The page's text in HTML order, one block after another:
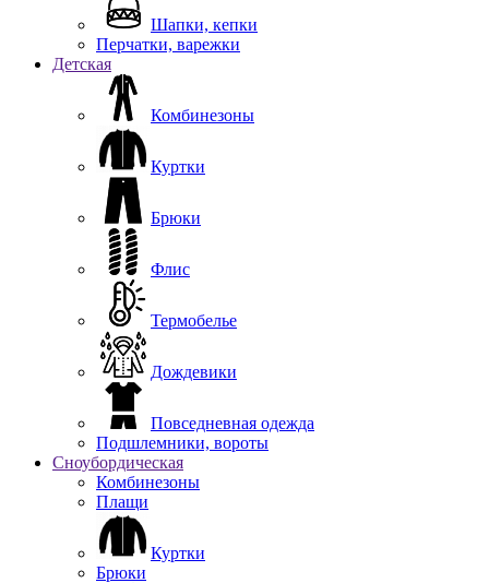
Шапки, кепки
Перчатки, варежки
Детская
Комбинезоны
Куртки
Брюки
Флис
Термобелье
Дождевики
Повседневная одежда
Подшлемники, вороты
Сноубордическая
Комбинезоны
Плащи
Куртки
Брюки